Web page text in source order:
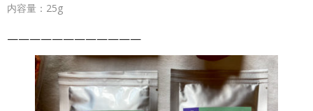
内容量：25g
————————————